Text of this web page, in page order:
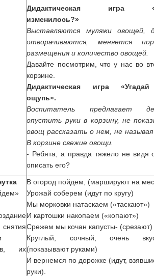
Дидактическая игра
изменилось?»
Выставляются муляжи овощей,
отворачиваются, меняется
размещения и количество овощей.
Давайте посмотрим, что у нас во
корзине.
Дидактическая игра
ощупь».
Воспитатель предлагает
опустить руки в корзину, не
овощ рассказать о нем, не
В корзине свежие овощи.
- Ребята, а правда тяжело не видя
описать его?
их
В огород пойдем, (маршируют на
Урожай соберем (идут по кругу)
Мы морковки натаскаем («таскают»)
И картошки накопаем («копают»)
Срежем мы кочан капусты- (срезают)
Круглый, сочный, очень
(показывают руками)
И вернемся по дорожке (идут,
руки).